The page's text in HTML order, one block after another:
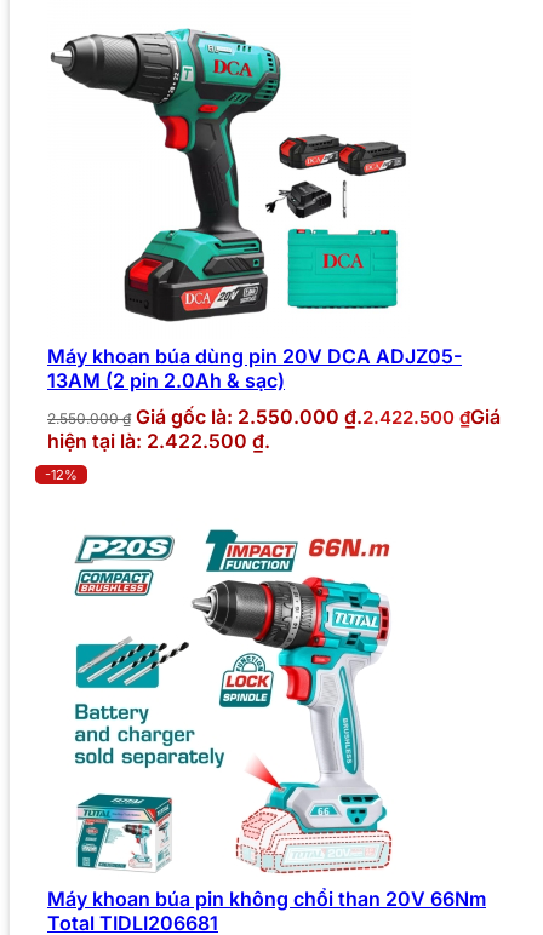
Máy khoan búa dùng pin 20V DCA ADJZ05-
13AM (2 pin 2.0Ah & sạc)
2.550.000₫ Giá gốc là: 2.550.000 ₫.2.422.500 ₫Giá
hiện tại là: 2.422.500 ₫.
-12%
Máy khoan búa pin không chổi than 20V 66Nm
Total TIDLI206681